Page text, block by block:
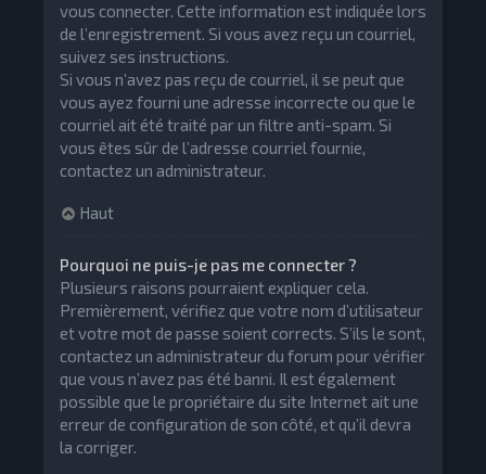
vous connecter. Cette information est indiquée lors
de l’enregistrement. Si vous avez reçu un courriel,
suivez ses instructions.
Si vous n’avez pas reçu de courriel, il se peut que
vous ayez fourni une adresse incorrecte ou que le
courriel ait été traité par un filtre anti-spam. Si
vous êtes sûr de l’adresse courriel fournie,
contactez un administrateur.
Haut
Pourquoi ne puis-je pas me connecter ?
Plusieurs raisons pourraient expliquer cela.
Premièrement, vérifiez que votre nom d’utilisateur
et votre mot de passe soient corrects. S’ils le sont,
contactez un administrateur du forum pour vérifier
que vous n’avez pas été banni. Il est également
possible que le propriétaire du site Internet ait une
erreur de configuration de son côté, et qu’il devra
la corriger.